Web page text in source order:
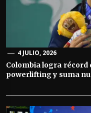
4 JULIO, 2026
Colombia logra récord
powerlifting y suma